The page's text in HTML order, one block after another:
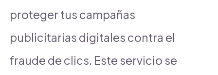
proteger tus campañas
publicitarias digitales contra el
fraude de clics. Este servicio se